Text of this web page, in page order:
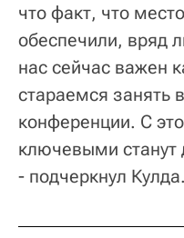
что факт, что
обеспечили, вряд
нас сейчас важен
стараемся занять
конференции. С
ключевыми станут
- подчеркнул Кулда.